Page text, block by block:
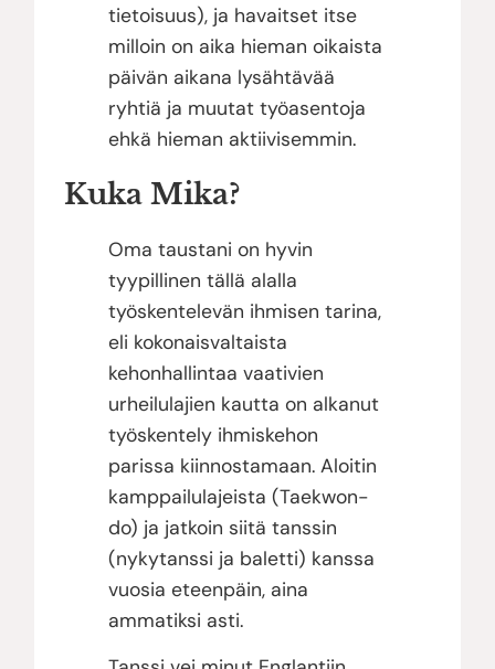
tietoisuus), ja havaitset itse
milloin on aika hieman oikaista
päivän aikana lysähtävää
ryhtiä ja muutat työasentoja
ehkä hieman aktiivisemmin.
Kuka Mika?
Oma taustani on hyvin
tyypillinen tällä alalla
työskentelevän ihmisen tarina,
eli kokonaisvaltaista
kehonhallintaa vaativien
urheilulajien kautta on alkanut
työskentely ihmiskehon
parissa kiinnostamaan. Aloitin
kamppailulajeista (Taekwon-
do) ja jatkoin siitä tanssin
(nykytanssi ja baletti) kanssa
vuosia eteenpäin, aina
ammatiksi asti.